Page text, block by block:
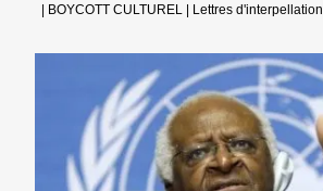
BOYCOTT CULTUREL Lettres d'interpellation